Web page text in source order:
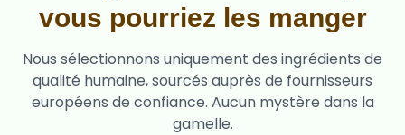
vous pourriez les manger
Nous sélectionnons uniquement des ingrédients de
qualité humaine, sourcés auprès de fournisseurs
européens de confiance. Aucun mystère dans la
gamelle.